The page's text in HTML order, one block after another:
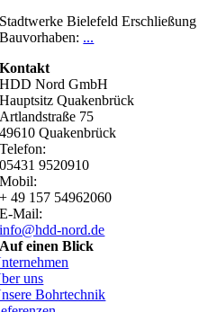
Stadtwerke Bielefeld
Bauvorhaben: ...
Kontakt
HDD Nord GmbH
Hauptsitz Quakenbrück
Artlandstraße 75
49610 Quakenbrück
Telefon:
05431 9520910
Mobil:
+ 49 157 54962060
E-Mail:
info@hdd-nord.de
Auf einen Blick
uns
Bohrtechnik